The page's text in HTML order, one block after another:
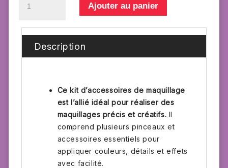
de
accessoires
maquillage
Ajouter au panier
Description
Ce kit d’accessoires de maquillage
est l’allié idéal pour réaliser des
maquillages précis et créatifs. Il
comprend plusieurs pinceaux et
accessoires essentiels pour
appliquer couleurs, détails et effets
avec facilité.